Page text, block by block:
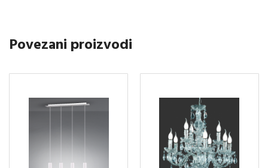
količina
Povezani proizvodi